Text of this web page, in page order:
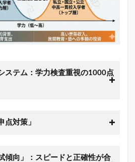
ステム：学力検査重視の1000点
点対策」
傾向」：スピードと正確性が合